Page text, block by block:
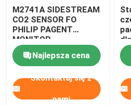
M2741A SIDESTREAM
CO2 SENSOR FO
PHILIP PAGENT
MONITOR
Najlepsza cena
Skontaktuj się z
nami